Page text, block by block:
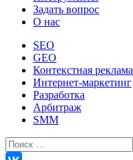
Задать вопрос
О нас
SEO
GEO
Контекстная реклама
Интернет-маркетинг
Разработка
Арбитраж
SMM
Найти: